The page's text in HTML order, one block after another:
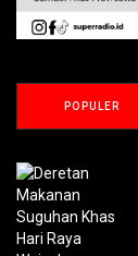
POPULER